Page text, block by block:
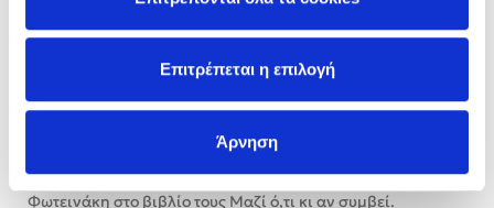
Επιτρέπεται η επιλογή
Άρνηση
«Θα με αγαπάς ακόμα κι αν αποτύχω;» Πίσω
από τον φόβο αποτυχίας των παιδιών
Γράφουν οι Μάριος Μάζαρης (schoolmarius) και Φρόσω
Φωτεινάκη στο βιβλίο τους Μαζί ό,τι κι αν συμβεί.